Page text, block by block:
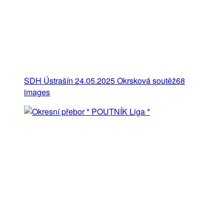
SDH Ústrašín 24.05.2025 Okrsková soutěž68
images